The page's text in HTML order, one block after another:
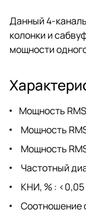
Данный 4-
колонки и
мощности
Мощность
Мощность
Мощность
Частотный
КНИ, % : <0,05
Соотношение